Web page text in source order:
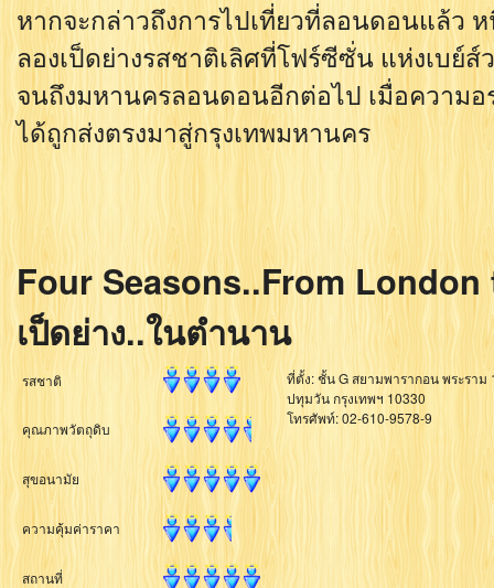
หากจะกล่าวถึงการไปเที่ยวที่ลอนดอนแล้ว
ลองเป็ดย่างรสชาติเลิศที่โฟร์ซีซั่น แห่งเบย์
จนถึงมหานครลอนดอนอีกต่อไป เมื่อความ
ได้ถูกส่งตรงมาสู่กรุงเทพมหานคร
Four Seasons..From
เป็ดย่าง..ในตำนาน
รสชาติ
ที่ตั้ง: ชั้น G สยามพารากอน พระราม
ปทุมวัน กรุงเทพฯ 10330
โทรศัพท์: 02-610-9578-9
คุณภาพวัตถุดิบ
สุขอนามัย
ความคุ้มค่าราคา
สถานที่